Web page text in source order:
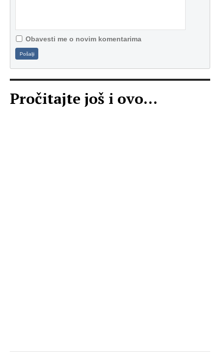
Obavesti me o novim komentarima
Pošalji
Pročitajte još i ovo...